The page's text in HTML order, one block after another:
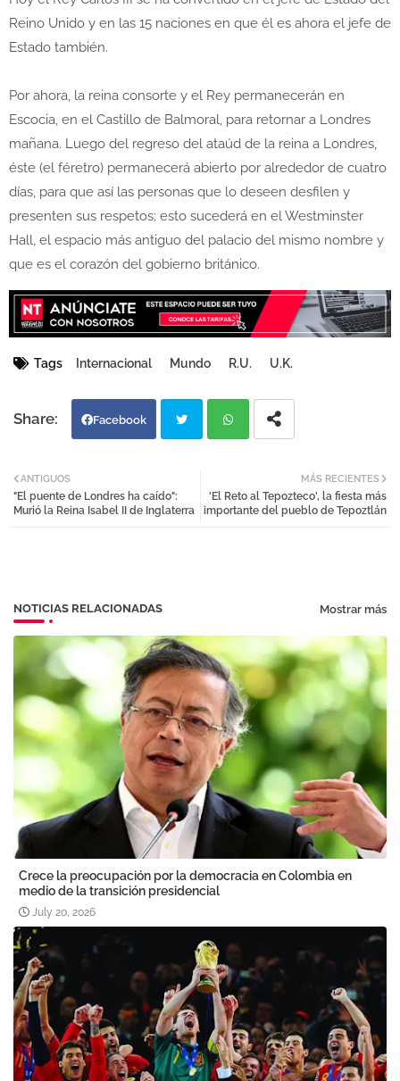
Reino Unido y en las 15 naciones en que él es ahora el jefe de
Estado también.
Por ahora, la reina consorte y el Rey permanecerán en
Escocia, en el Castillo de Balmoral, para retornar a Londres
mañana. Luego del regreso del ataúd de la reina a Londres,
éste (el féretro) permanecerá abierto por alrededor de cuatro
días, para que así las personas que lo deseen desfilen y
presenten sus respetos; esto sucederá en el Westminster
Hall, el espacio más antiguo del palacio del mismo nombre y
que es el corazón del gobierno británico.
Tags Internacional Mundo R.U. U.K.
Facebook
tter atsa
MÁS RECIENTES
'El Reto al Tepozteco', la fiesta más
importante del pueblo de Tepoztlán
ANTIGUOS
"El puente de Londres ha caído":
Murió la Reina Isabel II de Inglaterra
NOTICIAS RELACIONADAS Mostrar más
Crece la preocupación por la democracia en Colombia en
medio de la transición presidencial
July 20, 2026